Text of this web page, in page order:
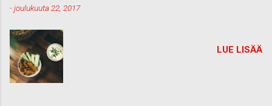
t
-joulukuuta 22, 2017
LUE LISÄÄ